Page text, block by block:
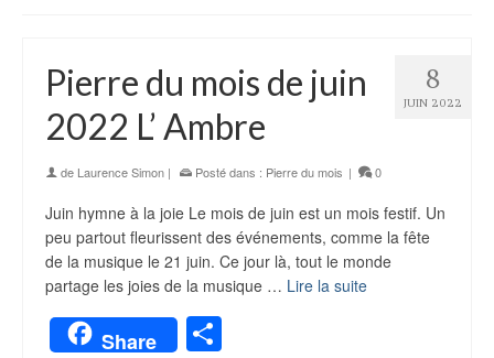
8
JUIN 2022
Pierre du mois de juin
2022 L’ Ambre
de Laurence Simon | Posté dans : Pierre du mois | 0
Juin hymne à la joie Le mois de juin est un mois festif. Un
peu partout fleurissent des événements, comme la fête
de la musique le 21 juin. Ce jour là, tout le monde
partage les joies de la musique … Lire la suite
Share